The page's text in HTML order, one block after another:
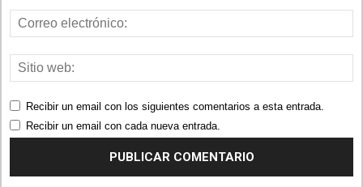
Recibir un email con los siguientes comentarios a esta entrada.
Recibir un email con cada nueva entrada.